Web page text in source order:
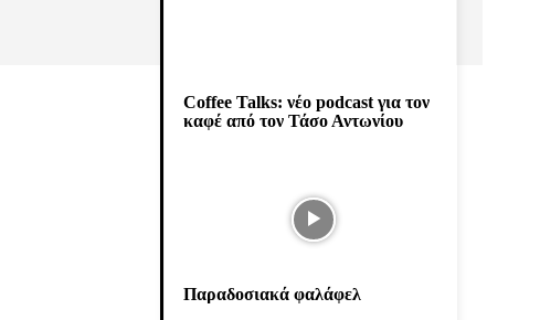
Coffee Talks: νέο podcast για τον
καφέ από τον Τάσο Αντωνίου
Παραδοσιακά φαλάφελ